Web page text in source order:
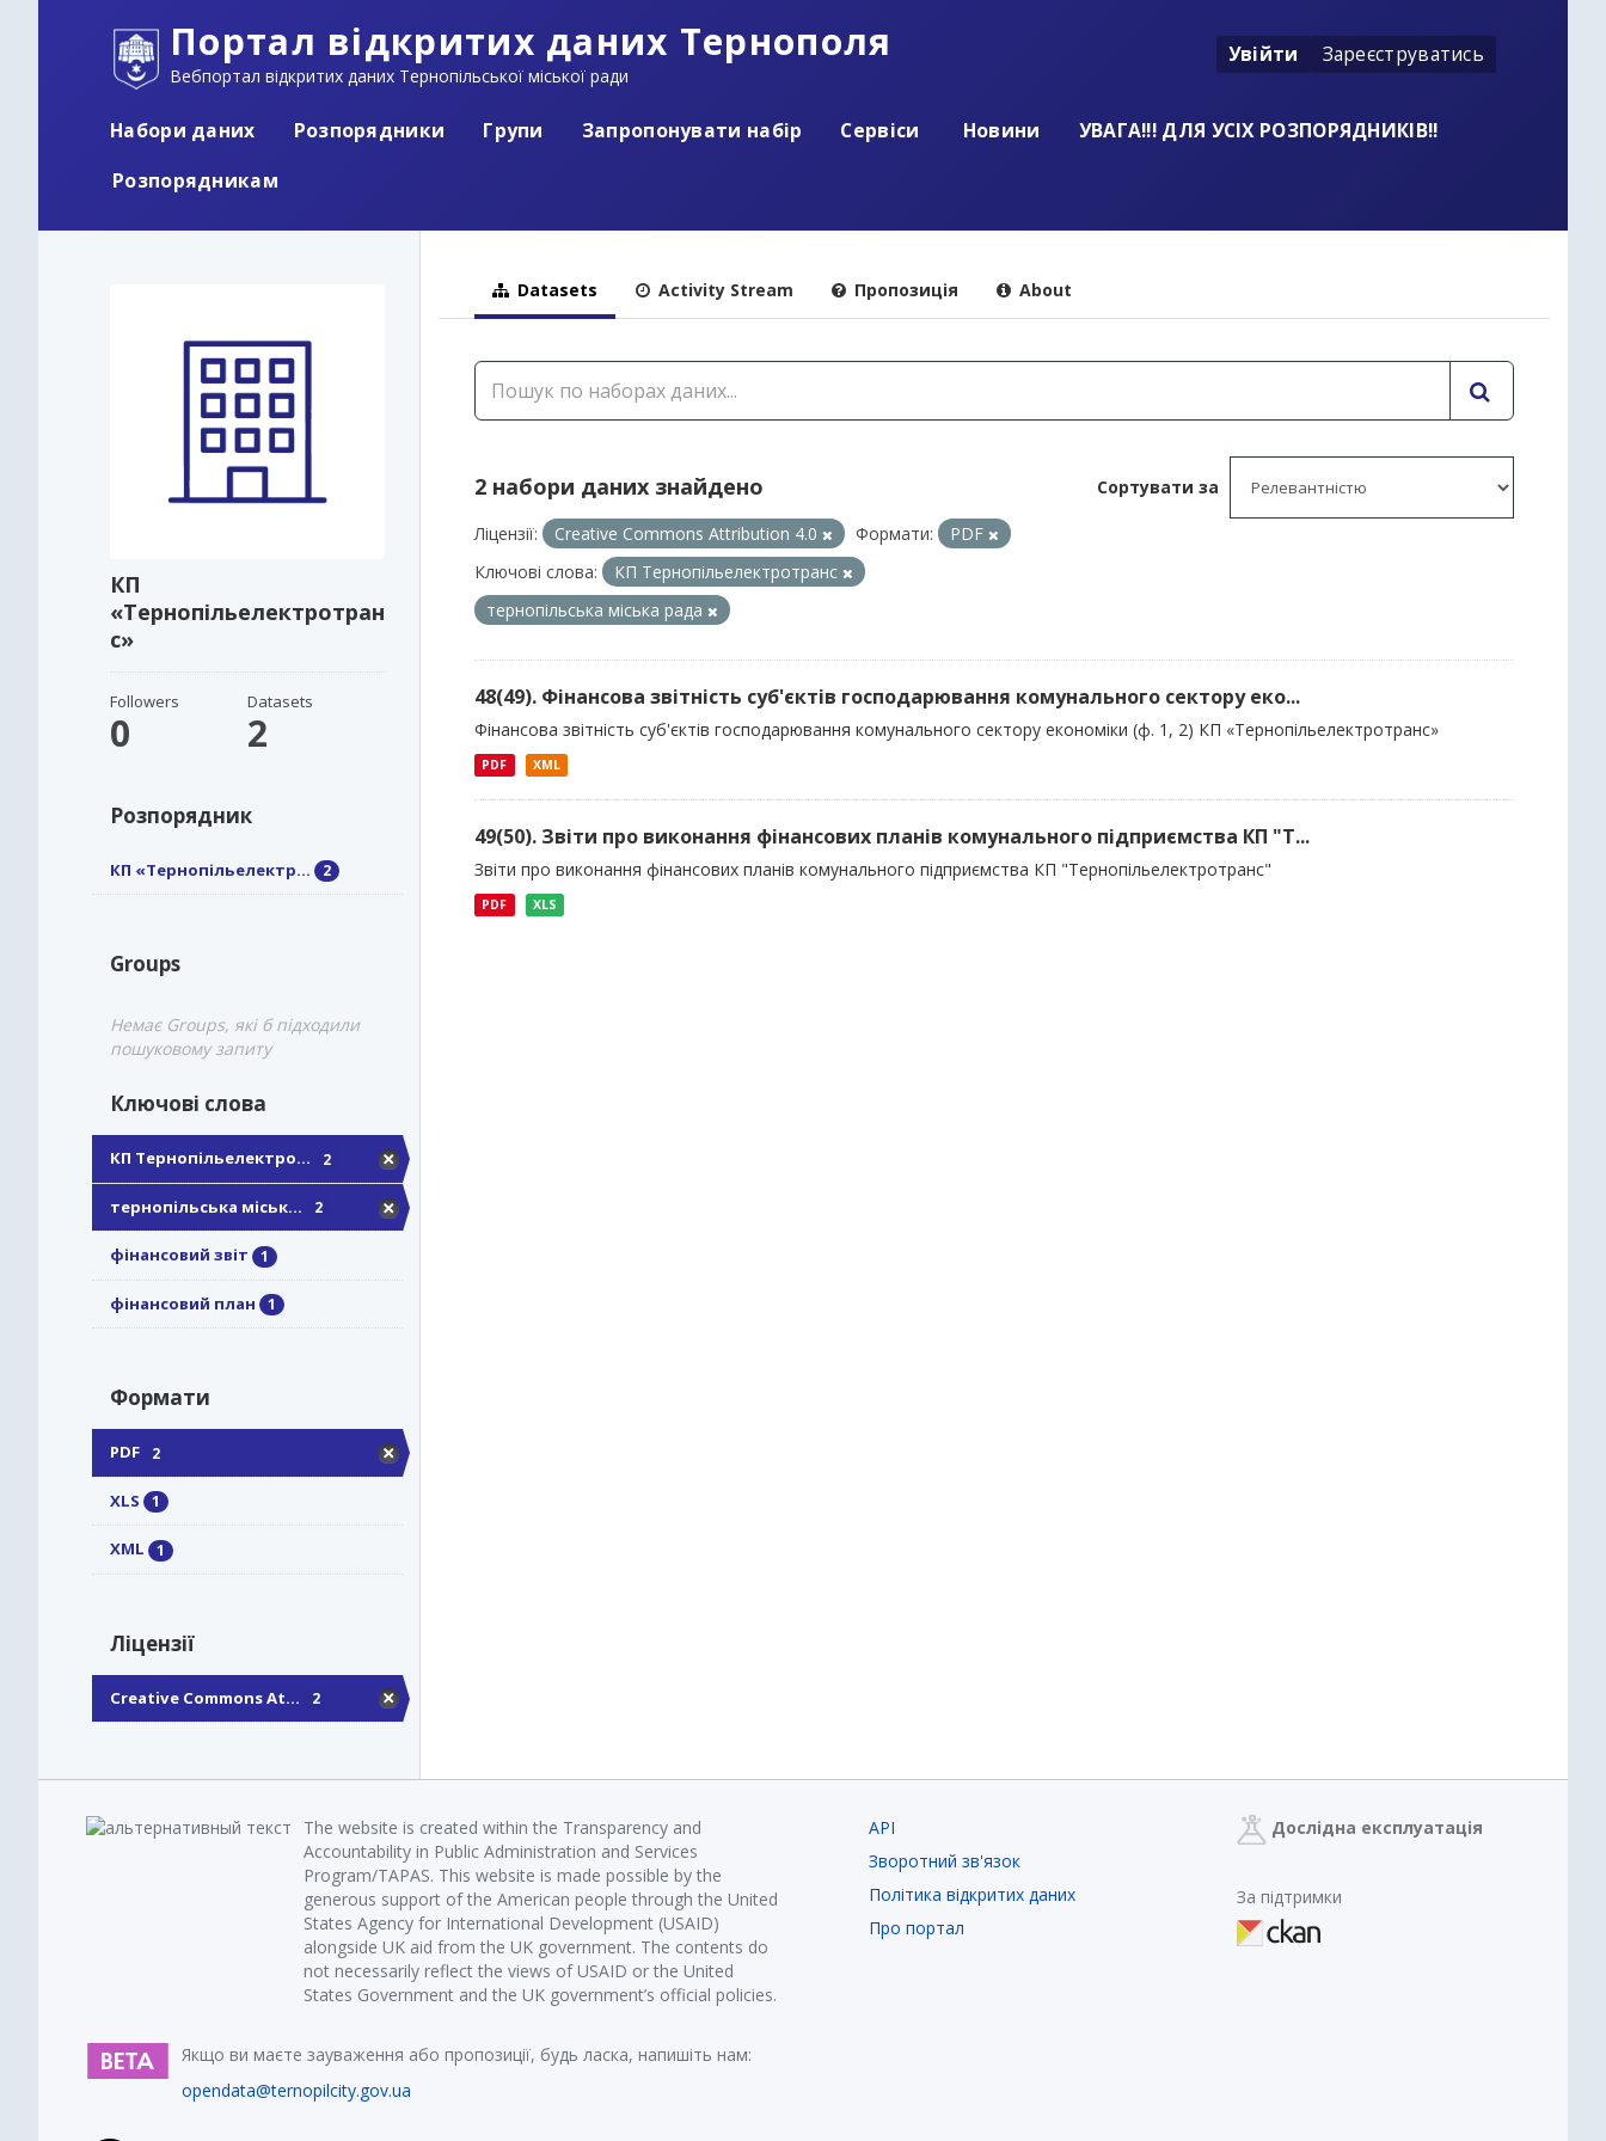
Портал відкритих даних Тернополя
Вебпортал відкритих даних Тернопільської міської ради
Увійти Зареєструватись
Набори даних Розпорядники Групи Запропонувати набір Сервіси Новини
УВАГА!!! ДЛЯ УСІХ РОЗПОРЯДНИКІВ!!
Розпорядникам
КП
«Тернопільелектротран
с»
Followers
0
Datasets
2
Розпорядник
КП «Тернопільелектр... 2
Groups
Немає Groups, які б підходили
пошуковому запиту
Ключові слова
КП Тернопільелектро... 2
тернопільська міськ... 2
фінансовий звіт 1
фінансовий план 1
Формати
PDF 2
XLS 1
XML 1
Ліцензії
Creative Commons At... 2
Datasets Activity Stream Пропозиція About
Сортувати за
2 набори даних знайдено
Ліцензії: Creative Commons Attribution 4.0 Формати:
PDF
Ключові слова:
КП Тернопільелектротранс
тернопільська міська рада
48(49). Фінансова звітність суб'єктів господарювання комунального сектору еко...
Фінансова звітність суб'єктів господарювання комунального сектору економіки (ф. 1, 2) КП «Тернопільелектротранс»
PDF XML
49(50). Звіти про виконання фінансових планів комунального підприємства КП "Т...
Звіти про виконання фінансових планів комунального підприємства КП "Тернопільелектротранс"
PDF XLS
The website is created within the Transparency and
Accountability in Public Administration and Services
Program/TAPAS. This website is made possible by the
generous support of the American people through the United
States Agency for International Development (USAID)
alongside UK aid from the UK government. The contents do
not necessarily reflect the views of USAID or the United
States Government and the UK government’s official policies.
Якщо ви маєте зауваження або пропозиції, будь ласка, напишіть нам:
opendata@ternopilcity.gov.ua
API
Зворотний зв'язок
Політика відкритих даних
Про портал
Дослідна експлуатація
За підтримки